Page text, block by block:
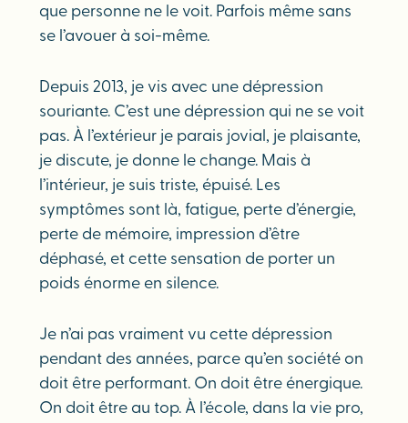
que personne ne le voit. Parfois même sans
se l’avouer à soi-même.
Depuis 2013, je vis avec une dépression
souriante. C’est une dépression qui ne se voit
pas. À l’extérieur je parais jovial, je plaisante,
je discute, je donne le change. Mais à
l’intérieur, je suis triste, épuisé. Les
symptômes sont là, fatigue, perte d’énergie,
perte de mémoire, impression d’être
déphasé, et cette sensation de porter un
poids énorme en silence.
Je n’ai pas vraiment vu cette dépression
pendant des années, parce qu’en société on
doit être performant. On doit être énergique.
On doit être au top. À l’école, dans la vie pro,